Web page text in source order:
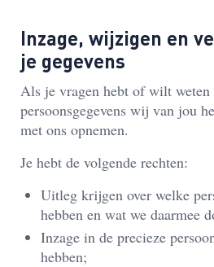
Inzage, wijzigen en
je gegevens
Als je vragen hebt of wilt weten
persoonsgegevens wij van jou
met ons opnemen.
Je hebt de volgende rechten:
Uitleg krijgen over welke
hebben en wat we daarmee
Inzage in de precieze
hebben;